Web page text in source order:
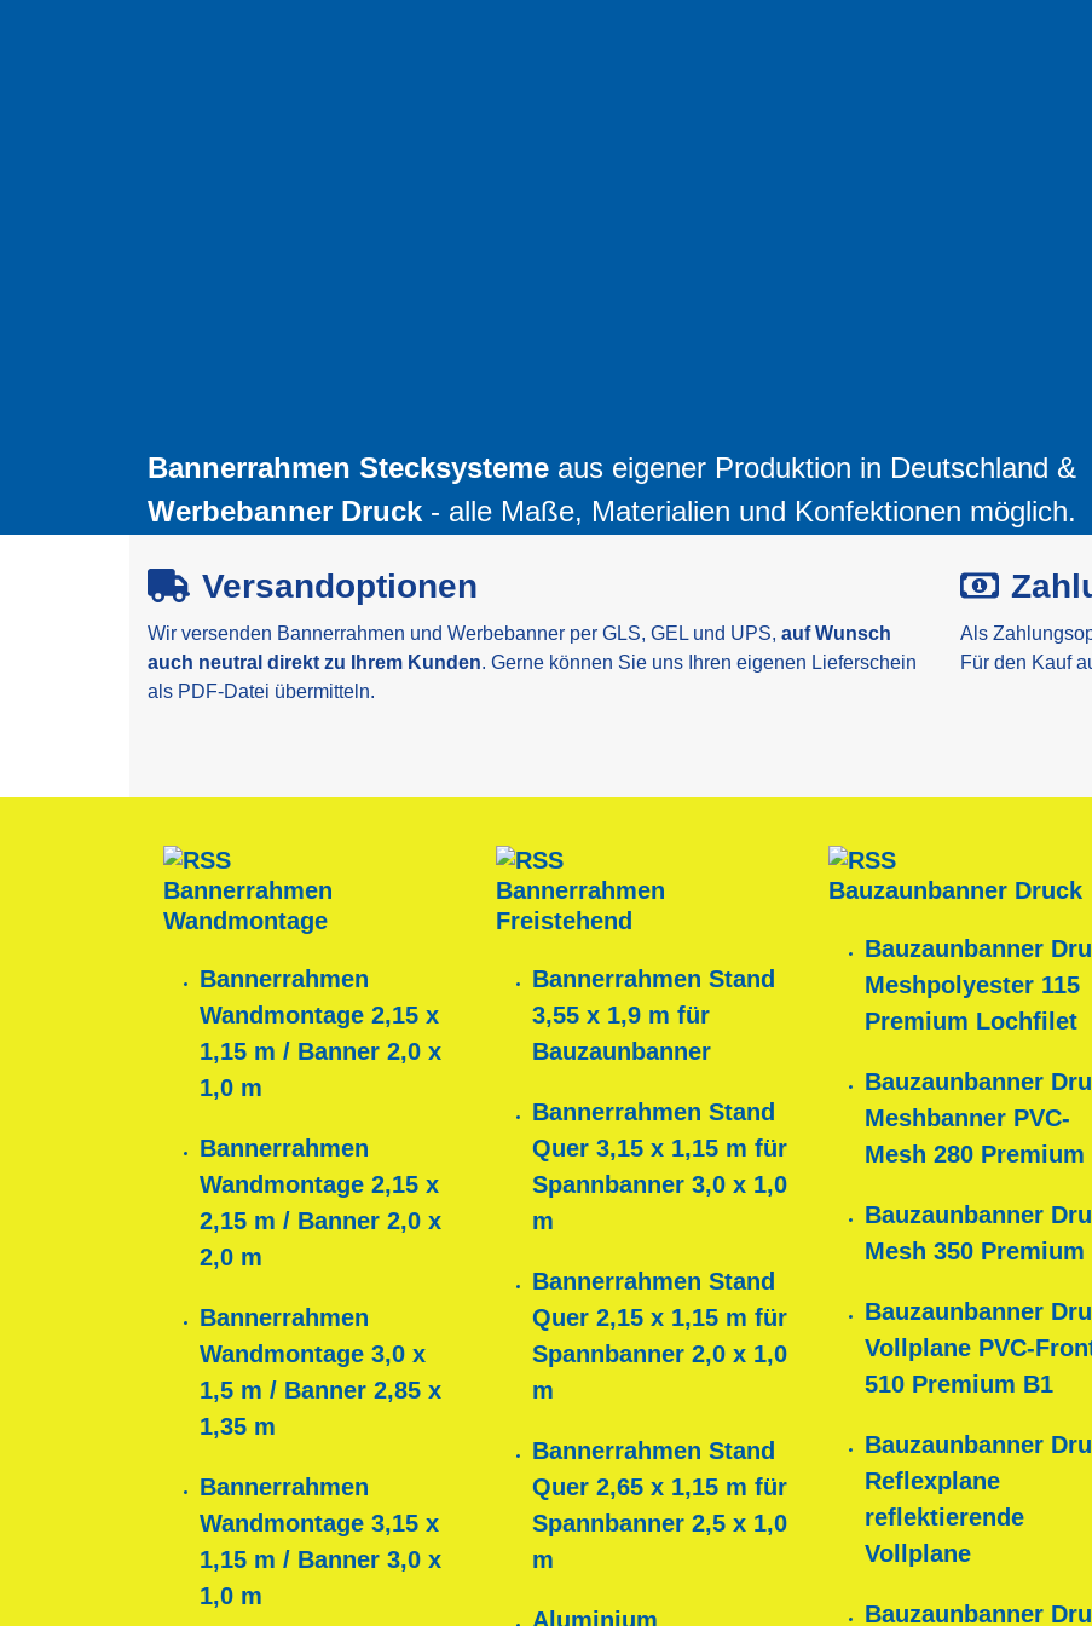
Bannerrahmen Stecksysteme aus eigener Produktion in Deutschland &
Werbebanner Druck - alle Maße, Materialien und Konfektionen möglich.
Versandoptionen
Wir versenden Bannerrahmen und Werbebanner per GLS, GEL und UPS, auf Wunsch
auch neutral direkt zu Ihrem Kunden. Gerne können Sie uns Ihren eigenen Lieferschein
als PDF-Datei übermitteln.
Als
Für den Kauf
Bannerrahmen
Wandmontage
Bannerrahmen
Wandmontage 2,15 x
1,15 m / Banner 2,0 x
1,0 m
Bannerrahmen
Wandmontage 2,15 x
2,15 m / Banner 2,0 x
2,0 m
Bannerrahmen
Wandmontage 3,0 x
1,5 m / Banner 2,85 x
1,35 m
Bannerrahmen
Wandmontage 3,15 x
1,15 m / Banner 3,0 x
1,0 m
Bannerrahmen
Freistehend
Bannerrahmen Stand
3,55 x 1,9 m für
Bauzaunbanner
Bannerrahmen Stand
Quer 3,15 x 1,15 m für
Spannbanner 3,0 x 1,0
m
Bannerrahmen Stand
Quer 2,15 x 1,15 m für
Spannbanner 2,0 x 1,0
m
Bannerrahmen Stand
Quer 2,65 x 1,15 m für
Spannbanner 2,5 x 1,0
m
Aluminium
Bauzaunbanner Druck
Bauzaunbanner
Meshpolyester 115
Premium Lochfilet
Bauzaunbanner
Meshbanner PVC-
Mesh 280 Premium
Bauzaunbanner
Mesh 350 Premium
Bauzaunbanner
Vollplane PVC-
510 Premium B1
Bauzaunbanner
Reflexplane
reflektierende
Vollplane
Bauzaunbanner